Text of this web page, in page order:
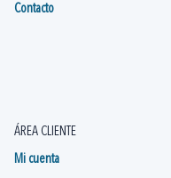
Contacto
ÁREA CLIENTE
Mi cuenta